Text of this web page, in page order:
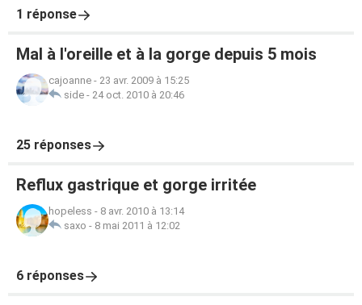
1 réponse
Mal à l'oreille et à la gorge depuis 5 mois
cajoanne - 23 avr. 2009 à 15:25
side - 24 oct. 2010 à 20:46
25 réponses
Reflux gastrique et gorge irritée
hopeless - 8 avr. 2010 à 13:14
saxo - 8 mai 2011 à 12:02
6 réponses